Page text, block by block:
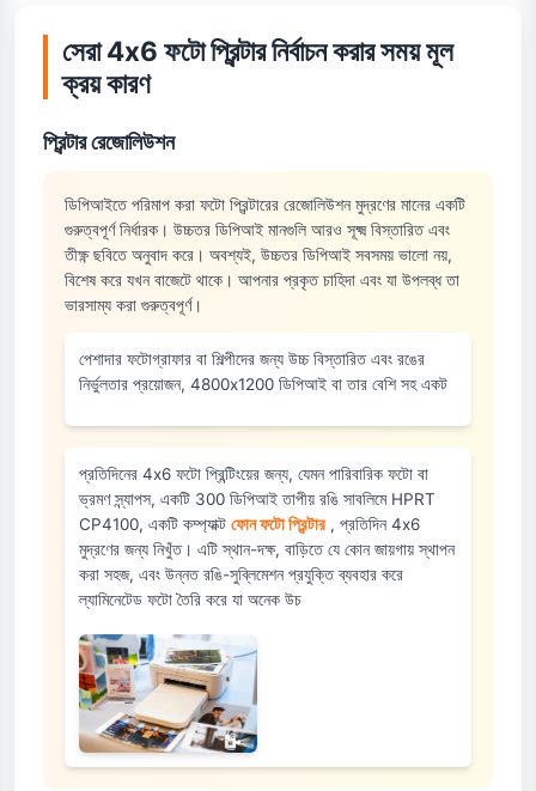
সেরা 4x6 ফটো প্রিন্টার নির্বাচন করার সময় মূল
ক্রয় কারণ
প্রিন্টার রেজোলিউশন
ডিপিআইতে পরিমাপ করা ফটো প্রিন্টারের রেজোলিউশন মুদ্রণের মানের একটি
গুরুত্বপূর্ণ নির্ধারক। উচ্চতর ডিপিআই মানগুলি আরও সূক্ষ্ম বিস্তারিত এবং
তীক্ষ্ণ ছবিতে অনুবাদ করে। অবশ্যই, উচ্চতর ডিপিআই সবসময় ভালো নয়,
বিশেষ করে যখন বাজেটে থাকে। আপনার প্রকৃত চাহিদা এবং যা উপলব্ধ তা
ভারসাম্য করা গুরুত্বপূর্ণ।
পেশাদার ফটোগ্রাফার বা শিল্পীদের জন্য উচ্চ বিস্তারিত এবং রঙের
নির্ভুলতার প্রয়োজন, 4800x1200 ডিপিআই বা তার বেশি সহ একট
প্রতিদিনের 4x6 ফটো প্রিন্টিংয়ের জন্য, যেমন পারিবারিক ফটো বা
ভ্রমণ স্ন্যাপস, একটি 300 ডিপিআই তাপীয় রঙি সাবলিমে HPRT
CP4100, একটি কম্প্যাক্ট ফোন ফটো প্রিন্টার , প্রতিদিন 4x6
মুদ্রণের জন্য নিখুঁত। এটি স্থান-দক্ষ, বাড়িতে যে কোন জায়গায় স্থাপন
করা সহজ, এবং উন্নত রঙি-সুব্লিমেশন প্রযুক্তি ব্যবহার করে
ল্যামিনেটেড ফটো তৈরি করে যা অনেক উচ